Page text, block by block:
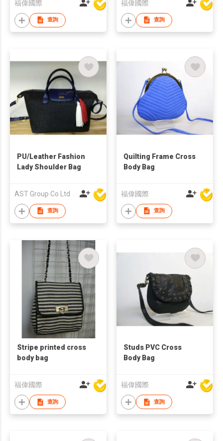
福偉國際
查詢
福偉國際
查詢
PU/Leather Fashion
Lady Shoulder Bag
AST Group Co Ltd
查詢
Quilting Frame Cross
Body Bag
福偉國際
查詢
Stripe printed cross
body bag
福偉國際
查詢
Studs PVC Cross
Body Bag
福偉國際
查詢